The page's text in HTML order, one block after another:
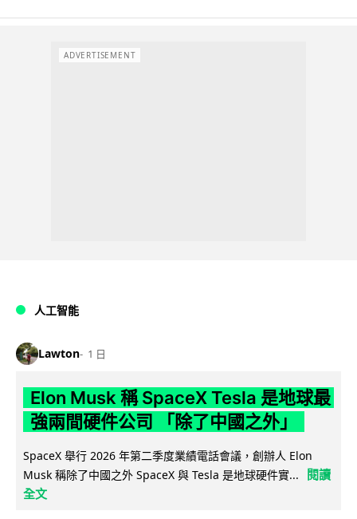
ADVERTISEMENT
人工智能
Lawton 1 日
Elon Musk 稱 SpaceX Tesla 是地球最
強兩間硬件公司 「除了中國之外」
SpaceX 舉行 2026 年第二季度業績電話會議，創辦人 Elon
Musk 稱除了中國之外 SpaceX 與 Tesla 是地球硬件實...
閱讀
全文